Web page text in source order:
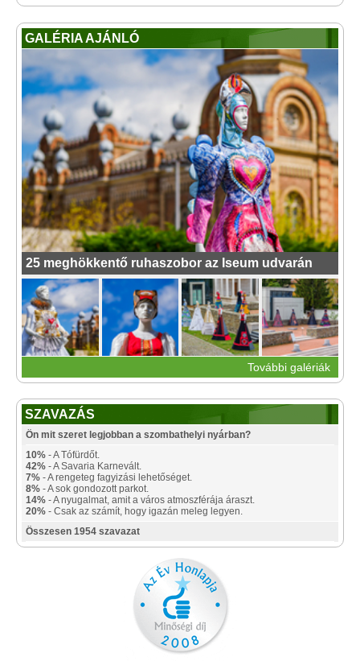
GALÉRIA AJÁNLÓ
25 meghökkentő ruhaszobor az Iseum udvarán
További galériák
SZAVAZÁS
Ön mit szeret legjobban a szombathelyi nyárban?
10% - A Tófürdőt.
42% - A Savaria Karnevált.
7% - A rengeteg fagyizási lehetőséget.
8% - A sok gondozott parkot.
14% - A nyugalmat, amit a város atmoszférája áraszt.
20% - Csak az számít, hogy igazán meleg legyen.
Összesen 1954 szavazat